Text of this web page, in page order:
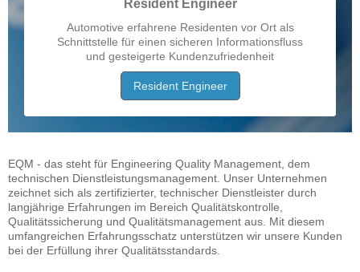
Resident Engineer
Automotive erfahrene Residenten vor Ort als
Schnittstelle für einen sicheren Informationsfluss
und gesteigerte Kundenzufriedenheit
Resident Engineer
EQM - das steht für Engineering Quality Management, dem
technischen Dienstleistungsmanagement. Unser Unternehmen
zeichnet sich als zertifizierter, technischer Dienstleister durch
langjährige Erfahrungen im Bereich Qualitätskontrolle,
Qualitätssicherung und Qualitätsmanagement aus. Mit diesem
umfangreichen Erfahrungsschatz unterstützen wir unsere Kunden
bei der Erfüllung ihrer Qualitätsstandards.